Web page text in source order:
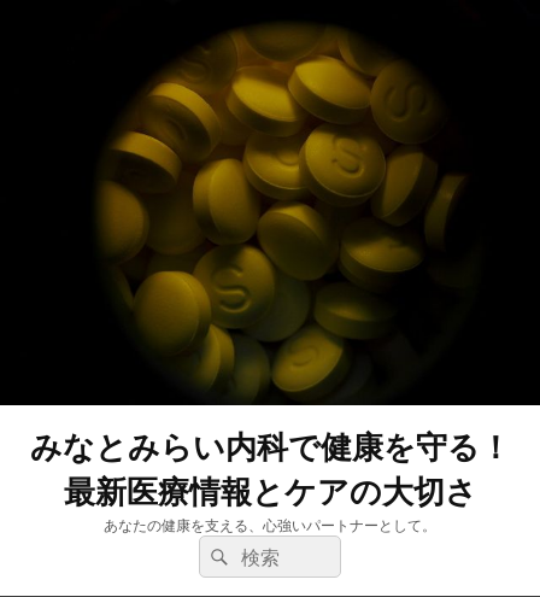
みなとみらい内科で健康を守る！
最新医療情報とケアの大切さ
あなたの健康を支える、心強いパートナーとして。
検
索:
検
索